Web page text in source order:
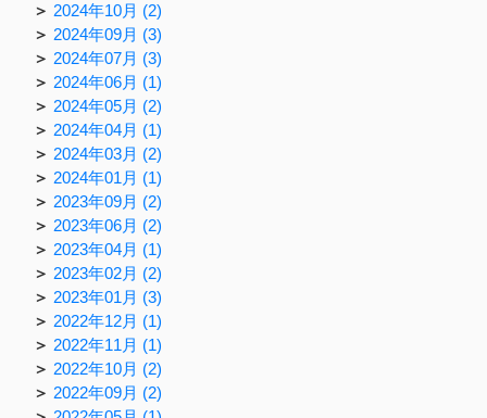
2024年10月 (2)
2024年09月 (3)
2024年07月 (3)
2024年06月 (1)
2024年05月 (2)
2024年04月 (1)
2024年03月 (2)
2024年01月 (1)
2023年09月 (2)
2023年06月 (2)
2023年04月 (1)
2023年02月 (2)
2023年01月 (3)
2022年12月 (1)
2022年11月 (1)
2022年10月 (2)
2022年09月 (2)